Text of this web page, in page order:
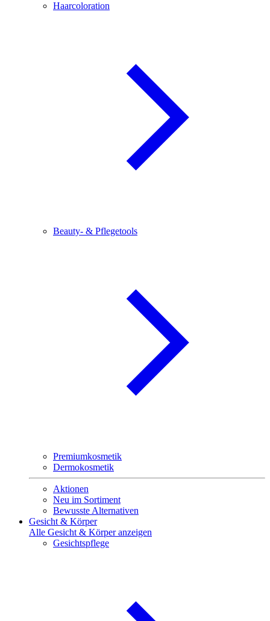
Haarcoloration
Beauty- & Pflegetools
Premiumkosmetik
Dermokosmetik
Aktionen
Neu im Sortiment
Bewusste Alternativen
Gesicht & Körper
Alle Gesicht & Körper anzeigen
Gesichtspflege